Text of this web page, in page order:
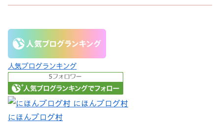
人気ブログランキング
にほんブログ村